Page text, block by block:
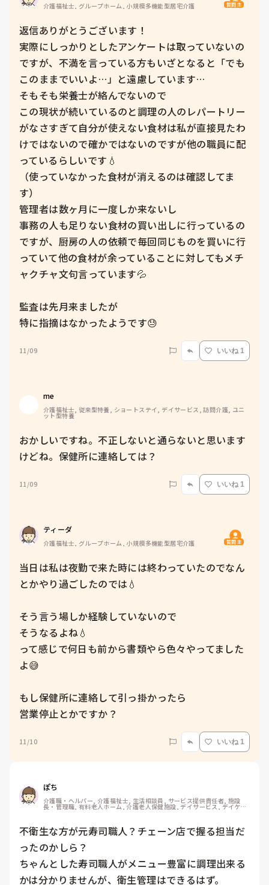
介護福祉士, グループホーム, 小規模多機能型居宅介護 質問主
返信ありがとうございます！
実際にしっかりとしたアンケートは取っていないの
ですが、不満を言っている方もいざとなると「でも
このままでいいよ…」と遠慮しています…
そもそも栄養士が絡んでないので
この現状が続いているのと調理の人のレパートリー
がなさすぎて自分が使えない食材は私が直接見たわ
けではないので確かではないのですが他の職員に配
っているらしいです💧
（使っていなかった食材が消えるのは確認してま
す）
管理者は数ヶ月に一度しか来ないし
事務の人も足りない食材の買い出しに行っているの
ですが、厨房の人の依頼で毎回同じものを買いに行
っていて他の食材が余っていることに対してもメチ
ャクチャ文句言っています💦
監査は先月来ましたが
特に指摘はなかったようです😓
11/09 いいね 1
me
介護福祉士, 従来型特養, ショートステイ, デイサービス, 訪問介護, ユニ
ット型特養
おかしいですね。不正しないと通らないと思います
けどね。保健所に連絡しては？
11/09 いいね 1
ティーダ
介護福祉士, グループホーム, 小規模多機能型居宅介護 質問主
当日は私は夜勤で来た時には終わっていたのでなん
とかやり過ごしたのでは💧
そう言う場しか経験していないので
そうなるよね💧
って感じで何日も前から書類やら色々やってました
よ😅
もし保健所に連絡して引っ掛かったら
営業停止とかですか？
11/10 いいね 1
ぽち
介護職・ヘルパー, 介護福祉士, 生活相談員, サービス提供責任者, 施設
長・管理職, 有料老人ホーム, 介護老人保健施設, デイサービス, デイケ
ア・通所リハ, 訪問介護, 介護事務, ユニット型特養, 障害福祉関連, 小規
不衛生な方が元寿司職人？チェーン店で握る担当だ
ったのかしら？
ちゃんとした寿司職人がメニュー豊富に調理出来る
かは分かりませんが、衛生管理はできるはず。